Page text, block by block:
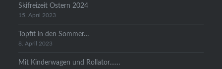
Skifreizeit Ostern 2024
15. April 2023
Topfit in den Sommer…
8. April 2023
Mit Kinderwagen und Rollator……